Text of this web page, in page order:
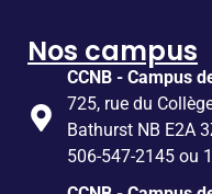
Nos campus
CCNB - Campus
725, rue du
Bathurst NB E2A
506-547-2145 ou